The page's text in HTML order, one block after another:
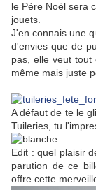
le Père Noël sera
jouets.
J'en connais une
d'envies que de
pas, elle veut tout
même mais juste
A défaut de te le
Tuileries, tu
Edit : quel plaisir
parution de ce
offre cette